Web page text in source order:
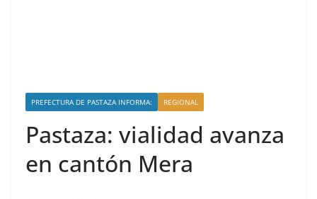
PREFECTURA DE PASTAZA INFORMA: REGIONAL
Pastaza: vialidad avanza
en cantón Mera